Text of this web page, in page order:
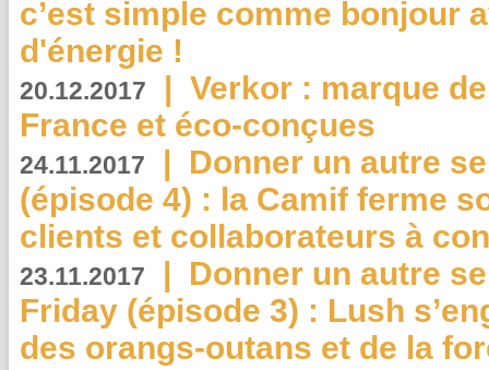
c’est simple comme bonjour
d'énergie !
20.12.2017 | Verkor : marque
France et éco-conçues
24.11.2017 | Donner un autre
(épisode 4) : la Camif ferme
clients et collaborateurs à
23.11.2017 | Donner un autre
Friday (épisode 3) : Lush
des orangs-outans et de la